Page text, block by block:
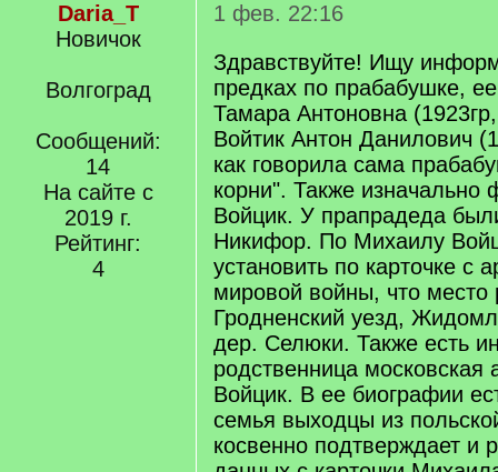
Daria_T
Новичок
Волгоград
Сообщений:
14
На сайте с
2019 г.
Рейтинг:
4
1 фев. 22:16
Здравствуйте! Ищу
предках по прабабушке,
Тамара Антоновна
Войтик Антон Данилович
как говорила сама
корни". Также
Войцик. У прапрадеда
Никифор. По Михаилу
установить по карточке с
мировой войны, что место
Гродненский уезд,
дер. Селюки. Также есть
родственница московская
Войцик. В ее биографии
семья выходцы из
косвенно подтверждает и